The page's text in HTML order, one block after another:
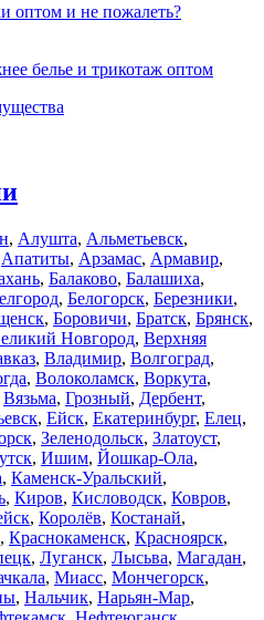
оптом и не пожалеть?
белье и трикотаж оптом
, Алушта, Альметьевск,
Апатиты, Арзамас, Армавир,
, Балаково, Балашиха,
, Белогорск, Березники,
, Боровичи, Братск, Брянск,
Новгород, Верхняя
, Владимир, Волгоград,
, Волоколамск, Воркута,
Вязьма, Грозный, Дербент,
, Ейск, Екатеринбург, Елец,
, Зеленодольск, Златоуст,
, Ишим, Йошкар-Ола,
, Каменск-Уральский,
, Киров, Кисловодск, Ковров,
, Королёв, Костанай,
, Краснокаменск, Красноярск,
, Луганск, Лысьва, Магадан,
, Миасс, Мончегорск,
, Нальчик, Нарьян-Мар,